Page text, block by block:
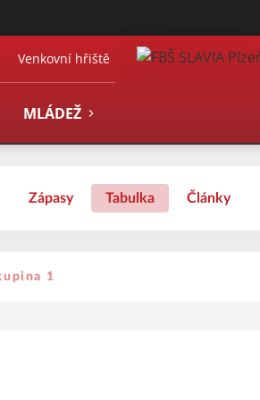
Venkovní hřiště
MLÁDEŽ
Zápasy Tabulka Články
1